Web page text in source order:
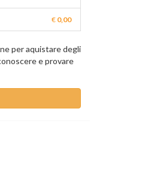
€ 0,00
per aquistare degli
e provare